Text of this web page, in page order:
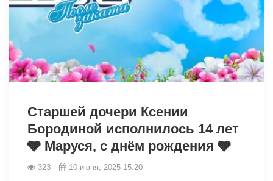
Старшей дочери Ксении
Бородиной исполнилось 14 лет
🩶 Маруся, с днём рождения 🩶
323 10 июня, 2025 15:20